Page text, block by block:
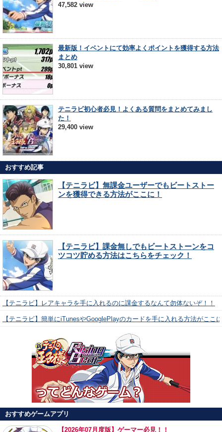
47,582 view
最新版！イベントにて効率よくポイントを獲得する方法
まとめ
30,801 view
テニラビ初心者必見！よくある質問をまとめてみまし
た！
29,400 view
おすすめ記事
【テニラビ】無課金ユーザーでもビートストー
ンを獲得できる方法がここに！
【テニラビ】課金無しでもビートストーンをコ
ツコツ貯める方法はこちらをチェック！
【テニラビ】レアキャラを手に入れるのに課金するなんて勿体ないぞ！！
【テニラビ】簡単にiTunesやGooglePlayのカードを手に入れる方法がここ
おすすめゲームアプリ
【2026年07月度版】ゲーマー必見！！